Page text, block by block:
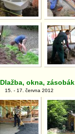
Dlažba, okna, zásobák
15. - 17. června 2012